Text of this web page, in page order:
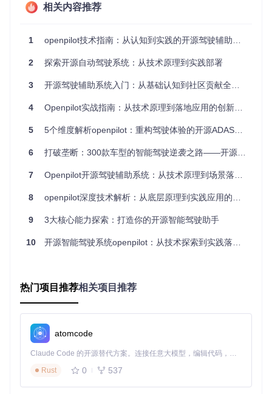
过社区协作，它打破了传统ADAS的封闭生态，使普通用户和
开发者能够接触到原本仅存在于高端车型的驾驶辅助技术。其
备到DIY改装方案，极大降低了技术探索的门槛。
二、技术原理：自动驾驶的感知-决策-控制闭环
系统架构解析
Openpilot采用分层架构设计，主要包含感知层、决策层和执
graph TD
    A[传感器输入] -->|摄像头/雷达数据| B[感知层]
    C -->|路径规划/速度控制| D[执行层]
1. 感知层技术
感知层主要通过摄像头数据进行环境理解，核心算法包括：
目标检测：采用YOLO系列算法识别前方车辆、行人等障碍
关键代码实现位于
经网络模型并处理图像数据，输出车道线和目标检测结果。
2. 决策层逻辑
相关内容推荐
1 openpilot技术指南：从认知到实践的开源驾驶辅助系统全攻略
2 探索开源自动驾驶系统：从技术原理到实践部署
3 开源驾驶辅助系统入门：从基础认知到社区贡献全指南
4 Openpilot实战指南：从技术原理到落地应用的创新路径
5 5个维度解析openpilot：重构驾驶体验的开源ADAS实践
6 打破垄断：300款车型的智能驾驶逆袭之路——开源自动驾驶如何重构汽车智能化生态
7 Openpilot开源驾驶辅助系统：从技术原理到场景落地的完整解决方案
8 openpilot深度技术解析：从底层原理到实践应用的完整指南
9 3大核心能力探索：打造你的开源智能驾驶助手
10 开源智能驾驶系统openpilot：从技术探索到实践落地指南
热门项目推荐相关项目推荐
atomcode
Claude Code 的开源替代方案。连接任意大模型，编辑代码，运行命令，自动验证 — 全自动执行。用 Rust 构建，极致性能。 ｜ An open-source alternative to Claude Code. Connect any LLM, edit code, run commands, and verify changes — autonomously. Built in Rust for speed. Get Started
Rust
0 537